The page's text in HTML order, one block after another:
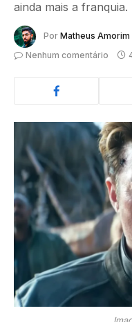
ainda mais a franquia.
Por Matheus Amorim
Nenhum comentário